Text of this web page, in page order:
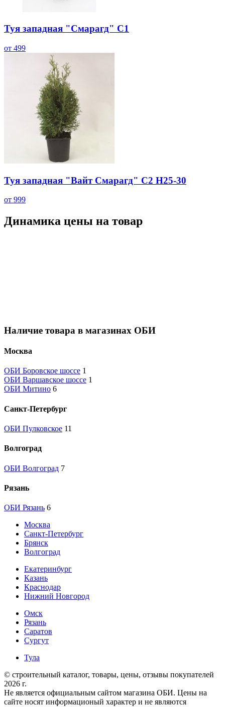
Туя западная "Смарагд" С1
от 499
Туя западная "Вайт Смарагд" С2 H25-30
от 999
Динамика цены на товар
Наличие товара в магазинах ОБИ
Москва
ОБИ Боровское шоссе 1
ОБИ Варшавское шоссе 1
ОБИ Митино 6
Санкт-Петербург
ОБИ Пулковское 11
Волгоград
ОБИ Волгоград 7
Рязань
ОБИ Рязань 6
Москва
Санкт-Петербург
Брянск
Волгоград
Екатеринбург
Казань
Краснодар
Нижний Новгород
Омск
Рязань
Саратов
Сургут
Тула
© строительный каталог, товары, цены, отзывы покупателей
2026 г.
Не является официальным сайтом магазина ОБИ. Цены на
сайте носят информационый характер и не являются